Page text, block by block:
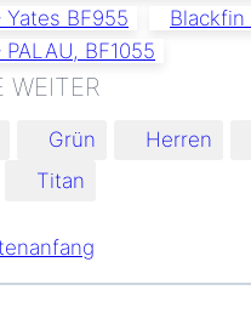
Yates BF955
Blackfin
BF1055
Grün Herren
Titan